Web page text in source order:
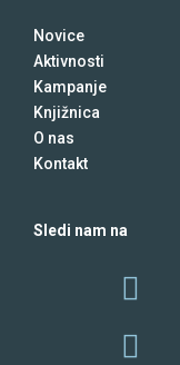
Novice
Aktivnosti
Kampanje
Knjižnica
O nas
Kontakt
Sledi nam na